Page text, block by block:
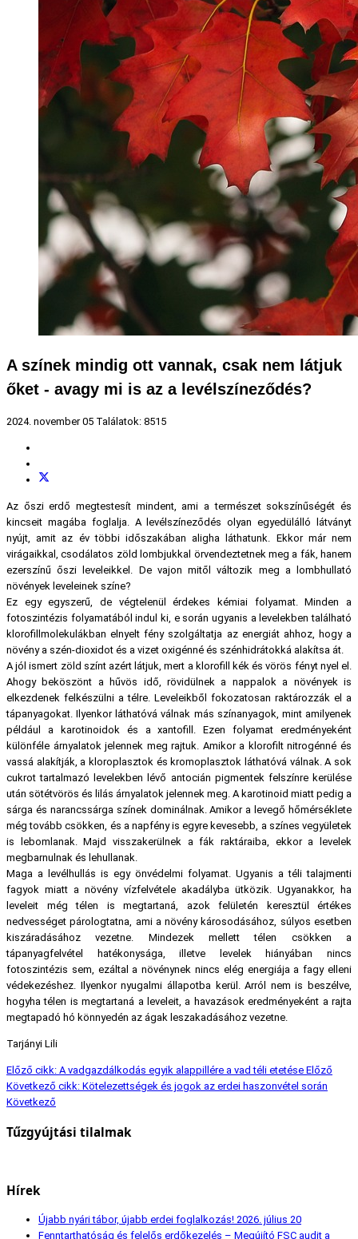
A színek mindig ott vannak, csak nem látjuk
őket - avagy mi is az a levélszíneződés?
2024. november 05 Találatok: 8515
Az őszi erdő megtestesít mindent, ami a természet sokszínűségét és
kincseit magába foglalja. A levélszíneződés olyan egyedülálló látványt
nyújt, amit az év többi időszakában aligha láthatunk. Ekkor már nem
virágaikkal, csodálatos zöld lombjukkal örvendeztetnek meg a fák, hanem
ezerszínű őszi leveleikkel. De vajon mitől változik meg a lombhullató
növények leveleinek színe?
Ez egy egyszerű, de végtelenül érdekes kémiai folyamat. Minden a
fotoszintézis folyamatából indul ki, e során ugyanis a levelekben található
klorofillmolekulákban elnyelt fény szolgáltatja az energiát ahhoz, hogy a
növény a szén-dioxidot és a vizet oxigénné és szénhidrátokká alakítsa át.
A jól ismert zöld színt azért látjuk, mert a klorofill kék és vörös fényt nyel el.
Ahogy beköszönt a hűvös idő, rövidülnek a nappalok a növények is
elkezdenek felkészülni a télre. Leveleikből fokozatosan raktározzák el a
tápanyagokat. Ilyenkor láthatóvá válnak más színanyagok, mint amilyenek
például a karotinoidok és a xantofill. Ezen folyamat eredményeként
különféle árnyalatok jelennek meg rajtuk. Amikor a klorofilt nitrogénné és
vassá alakítják, a kloroplasztok és kromoplasztok láthatóvá válnak. A sok
cukrot tartalmazó levelekben lévő antocián pigmentek felszínre kerülése
után sötétvörös és lilás árnyalatok jelennek meg. A karotinoid miatt pedig a
sárga és narancssárga színek dominálnak. Amikor a levegő hőmérséklete
még tovább csökken, és a napfény is egyre kevesebb, a színes vegyületek
is lebomlanak. Majd visszakerülnek a fák raktáraiba, ekkor a levelek
megbarnulnak és lehullanak.
Maga a levélhullás is egy önvédelmi folyamat. Ugyanis a téli talajmenti
fagyok miatt a növény vízfelvétele akadályba ütközik. Ugyanakkor, ha
leveleit még télen is megtartaná, azok felületén keresztül értékes
nedvességet párologtatna, ami a növény károsodásához, súlyos esetben
kiszáradásához vezetne. Mindezek mellett télen csökken a
tápanyagfelvétel hatékonysága, illetve levelek hiányában nincs
fotoszintézis sem, ezáltal a növénynek nincs elég energiája a fagy elleni
védekezéshez. Ilyenkor nyugalmi állapotba kerül. Arról nem is beszélve,
hogyha télen is megtartaná a leveleit, a havazások eredményeként a rajta
megtapadó hó könnyedén az ágak leszakadásához vezetne.
Tarjányi Lili
Előző cikk: A vadgazdálkodás egyik alappillére a vad téli etetése Előző
Következő cikk: Kötelezettségek és jogok az erdei haszonvétel során
Következő
Tűzgyújtási tilalmak
Hírek
Újabb nyári tábor, újabb erdei foglalkozás! 2026. július 20
Fenntarthatóság és felelős erdőkezelés – Megújító FSC audit a